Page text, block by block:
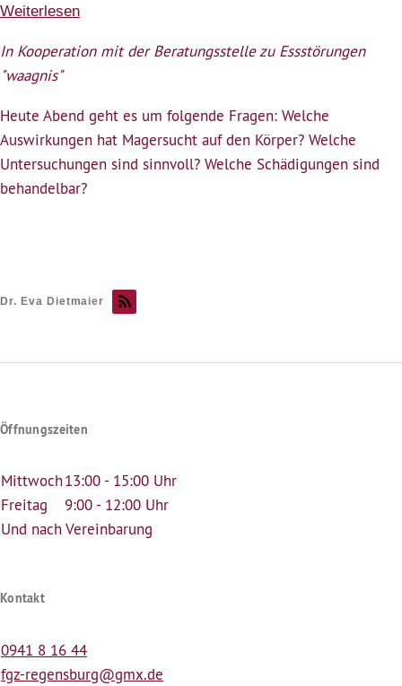
Weiterlesen
Folgen
Magersucht
(Entfällt
leider!)
In Kooperation mit der Beratungsstelle zu Essstörungen
"waagnis"
Heute Abend geht es um folgende Fragen: Welche
Auswirkungen hat Magersucht auf den Körper? Welche
Untersuchungen sind sinnvoll? Welche Schädigungen sind
behandelbar?
Dr. Eva Dietmaier
Öffnungszeiten
Mittwoch13:00 - 15:00 Uhr
Freitag
9:00 - 12:00 Uhr
Und nach Vereinbarung
Kontakt
0941 8 16 44
fgz-regensburg@gmx.de